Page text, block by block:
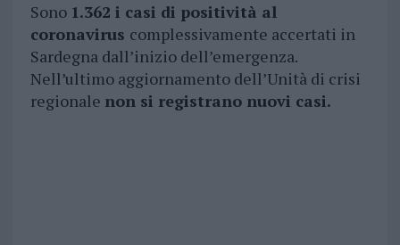
Sono 1.362 i casi di positività al
coronavirus complessivamente accertati in
Sardegna dall’inizio dell’emergenza.
Nell’ultimo aggiornamento dell’Unità di crisi
regionale non si registrano nuovi casi.